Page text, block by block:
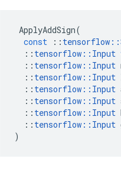
ApplyAddSign(
const
:: tensorflow ::
:: tensorflow :: Input
:: tensorflow :: Input
:: tensorflow :: Input
:: tensorflow :: Input
:: tensorflow :: Input
:: tensorflow :: Input
:: tensorflow :: Input
)